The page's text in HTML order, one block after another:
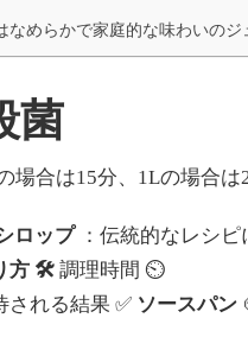
なめらかで家庭的な味わいのジ
菌
場合は15分、1Lの場合
ロップ：伝統的なレシピ
方 🛠️ 調理時間 ⏲️
される結果 ✅ ソースパン